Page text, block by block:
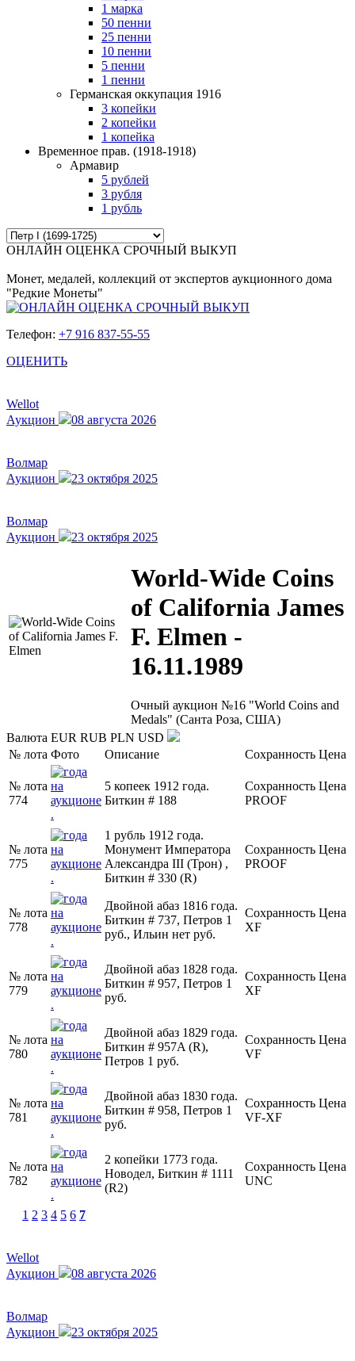
1 марка
50 пенни
25 пенни
10 пенни
5 пенни
1 пенни
Германская оккупация 1916
3 копейки
2 копейки
1 копейка
Временное прав. (1918-1918)
Армавир
5 рублей
3 рубля
1 рубль
ОНЛАЙН ОЦЕНКА СРОЧНЫЙ ВЫКУП
Монет, медалей, коллекций от экспертов аукционного дома
"Редкие Монеты"
Телефон: +7 916 837-55-55
ОЦЕНИТЬ
Wellot
Аукцион
08 августа 2026
Волмар
Аукцион
23 октября 2025
Волмар
Аукцион
23 октября 2025
World-Wide Coins
of California James
F. Elmen -
16.11.1989
Очный аукцион №16 "World Coins and
Medals" (Санта Роза, США)
Валюта EUR RUB PLN USD
№ лота Фото Описание Сохранность Цена
№ лота
774
5 копеек 1912 года.
Биткин # 188
Сохранность
PROOF
Цена
№ лота
775
1 рубль 1912 года.
Монумент Императора
Александра III (Трон) ,
Биткин # 330 (R)
Сохранность
PROOF
Цена
№ лота
778
Двойной абаз 1816 года.
Биткин # 737, Петров 1
руб., Ильин нет руб.
Сохранность
XF
Цена
№ лота
779
Двойной абаз 1828 года.
Биткин # 957, Петров 1
руб.
Сохранность
XF
Цена
№ лота
780
Двойной абаз 1829 года.
Биткин # 957A (R),
Петров 1 руб.
Сохранность
VF
Цена
№ лота
781
Двойной абаз 1830 года.
Биткин # 958, Петров 1
руб.
Сохранность
VF-XF
Цена
№ лота
782
2 копейки 1773 года.
Новодел, Биткин # 1111
(R2)
Сохранность
UNC
Цена
1 2 3 4 5 6 7
Wellot
Аукцион
08 августа 2026
Волмар
Аукцион
23 октября 2025